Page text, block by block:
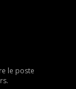
le poste